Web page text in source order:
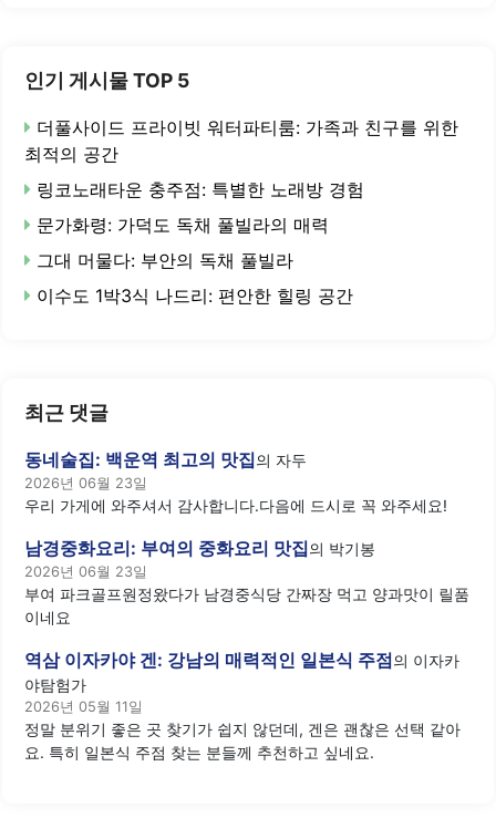
인기 게시물 TOP 5
더풀사이드 프라이빗 워터파티룸: 가족과 친구를 위한
최적의 공간
링코노래타운 충주점: 특별한 노래방 경험
문가화령: 가덕도 독채 풀빌라의 매력
그대 머물다: 부안의 독채 풀빌라
이수도 1박3식 나드리: 편안한 힐링 공간
최근 댓글
동네술집: 백운역 최고의 맛집의 자두
2026년 06월 23일
우리 가게에 와주셔서 감사합니다.다음에 드시로 꼭 와주세요!
남경중화요리: 부여의 중화요리 맛집의 박기봉
2026년 06월 23일
부여 파크골프원정왔다가 남경중식당 간짜장 먹고 양과맛이 릴품
이네요
역삼 이자카야 겐: 강남의 매력적인 일본식 주점의 이자카
야탐험가
2026년 05월 11일
정말 분위기 좋은 곳 찾기가 쉽지 않던데, 겐은 괜찮은 선택 같아
요. 특히 일본식 주점 찾는 분들께 추천하고 싶네요.